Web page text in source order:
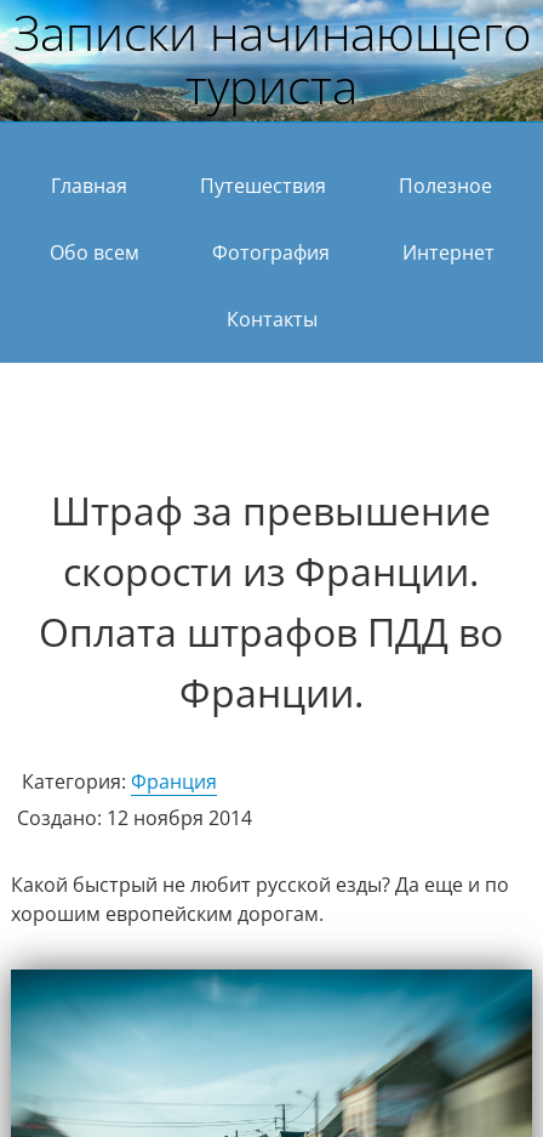
Записки начинающего
туриста
Главная Путешествия Полезное
Обо всем Фотография Интернет
Контакты
Штраф за превышение
скорости из Франции.
Оплата штрафов ПДД во
Франции.
Категория: Франция
Создано: 12 ноября 2014
Какой быстрый не любит русской езды? Да еще и по
хорошим европейским дорогам.